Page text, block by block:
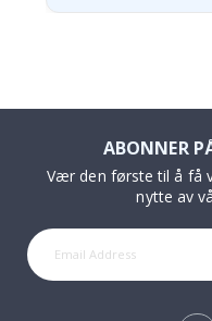
ABONNER
Vær den første til å få
nytte av